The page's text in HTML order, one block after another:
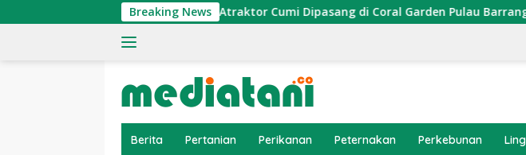
ke
Breaking News
Ekonomi Nelayan, Atraktor Cumi Dipasang di Coral Garden Pulau Barrang Caddi
Berita Pertanian Perikanan Peternakan Perkebunan